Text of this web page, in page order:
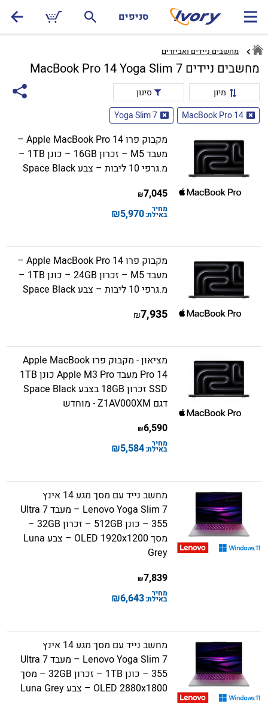
סניפים
מחשבים ניידים ואביזרים
מחשבים ניידים MacBook Pro 14 Yoga Slim 7
מיון
סינון
MacBook Pro 14
Yoga Slim 7
מקבוק פרו Apple MacBook Pro 14 –
מעבד M5 – זכרון 16GB – כונן 1TB –
מ.גרפי 10 ליבות – צבע Space Black
7,045
₪
מחיר
באילת:5,970
₪
מקבוק פרו Apple MacBook Pro 14 –
מעבד M5 – זכרון 24GB – כונן 1TB –
מ.גרפי 10 ליבות – צבע Space Black
7,935
₪
מציאון - מקבוק פרו Apple MacBook
Pro 14 מעבד Apple M3 Pro כונן 1TB
SSD זכרון 18GB בצבע Space Black
דגם Z1AV000XM - מוחדש
6,590
₪
מחיר
באילת:5,584
₪
מחשב נייד עם מסך מגע 14 אינץ
Lenovo Yoga Slim 7 – מעבד Ultra 7
355 – כונן 512GB – זכרון 32GB –
מסך OLED 1920x1200 – צבע Luna
Grey
7,839
₪
מחיר
באילת:6,643
₪
מחשב נייד עם מסך מגע 14 אינץ
Lenovo Yoga Slim 7 – מעבד Ultra 7
355 – כונן 1TB – זכרון 32GB – מסך
OLED 2880x1800 – צבע Luna Grey